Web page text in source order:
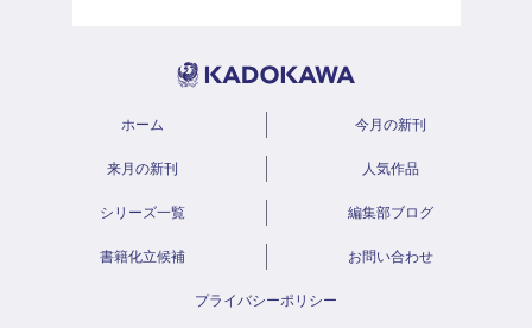
ホーム 今月の新刊
来月の新刊 人気作品
シリーズ一覧 編集部ブログ
書籍化立候補 お問い合わせ
プライバシーポリシー